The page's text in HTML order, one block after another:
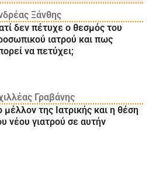
Ξάνθης
δεν πέτυχε ο θεσμός του
ιατρού και πως
να πετύχει;
Γραβάνης
μέλλον της Ιατρικής και η θέση
νέου γιατρού σε αυτήν